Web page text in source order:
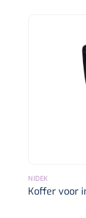
NIDEK
Koffer voor